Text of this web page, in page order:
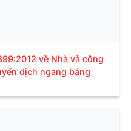
về Nhà và công
dịch ngang bằng